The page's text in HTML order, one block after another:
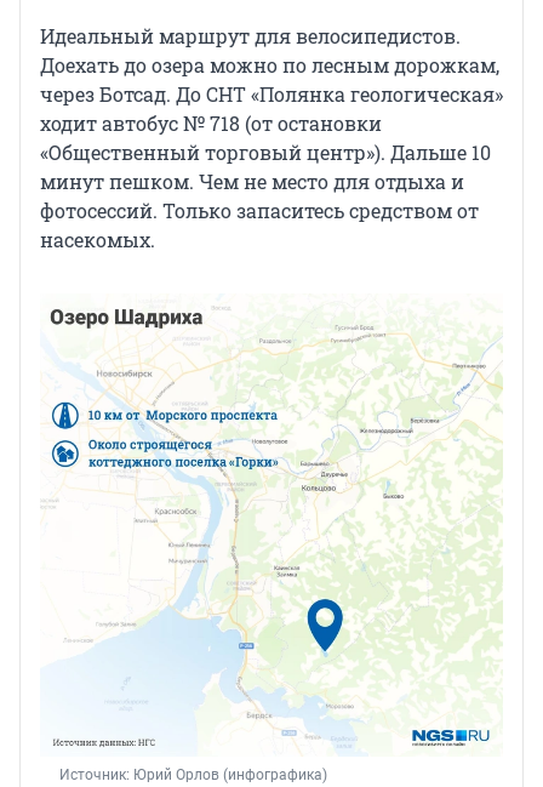
Идеальный маршрут для велосипедистов.
Доехать до озера можно по лесным дорожкам,
через Ботсад. До СНТ «Полянка геологическая»
ходит автобус № 718 (от остановки
«Общественный торговый центр»). Дальше 10
минут пешком. Чем не место для отдыха и
фотосессий. Только запаситесь средством от
насекомых.
Источник: Юрий Орлов (инфографика)